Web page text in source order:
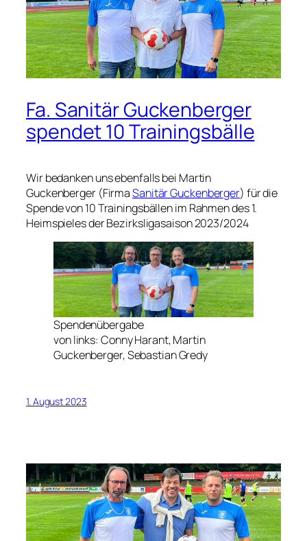
Fa. Sanitär Guckenberger
spendet 10 Trainingsbälle
Wir bedanken uns ebenfalls bei Martin
Guckenberger (FirmaSanitär Guckenberger) für die
Spende von 10 Trainingsbällen im Rahmen des 1.
Heimspieles der Bezirksligasaison 2023/2024
Spendenübergabe
von links: Conny Harant, Martin
Guckenberger, Sebastian Gredy
1. August 2023